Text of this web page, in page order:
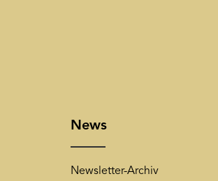
News
Newsletter-Archiv